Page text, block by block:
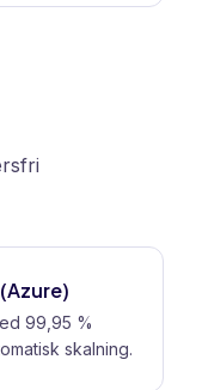
99,95 %
skalning.